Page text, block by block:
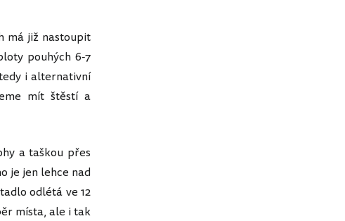
má již nastoupit
pouhých 6-7
i alternativní
mít štěstí a
a taškou přes
je jen lehce nad
odlétá ve 12
místa, ale i tak